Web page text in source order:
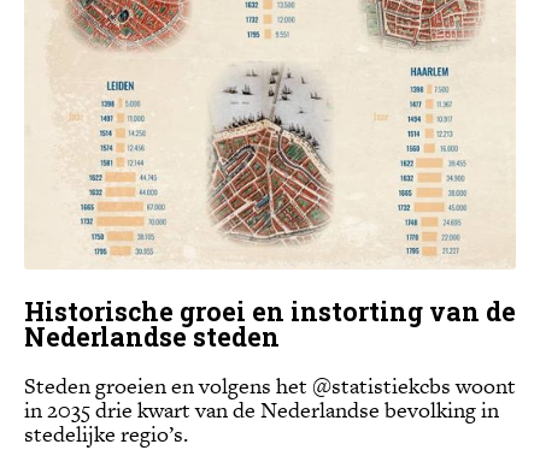
Historische groei en instorting van de
Nederlandse steden
Steden groeien en volgens het @statistiekcbs woont
in 2035 drie kwart van de Nederlandse bevolking in
stedelijke regio’s.